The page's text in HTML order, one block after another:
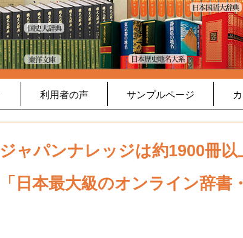
利用者の声 サンプルページ
ジャパンナレッジは約1900冊
「日本最大級のオンライン辞書